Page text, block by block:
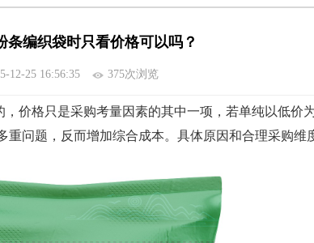
条编织袋时只看价格可以吗？
12-25 16:56:35 375次浏览
价格只是采购考量因素的其中一项，若单纯以低价
问题，反而增加综合成本。具体原因和合理采购维